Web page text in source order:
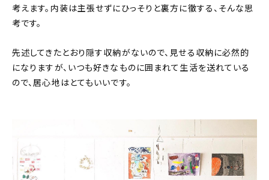
考えます。内装は主張せずにひっそりと裏方に徹する、そんな思
考です。
先述してきたとおり隠す収納がないので、見せる収納に必然的
になりますが、いつも好きなものに囲まれて生活を送れている
ので、居心地はとてもいいです。